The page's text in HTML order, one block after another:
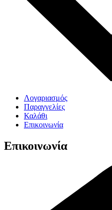
Λογαριασμός
Παραγγελίες
Καλάθι
Επικοινωνία
Επικοινωνία